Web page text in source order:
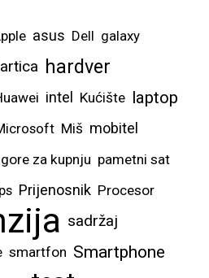
asus Dell galaxy
hardver
intel Kućište laptop
Miš mobitel
za kupnju pametni sat
Prijenosnik Procesor
sadržaj
smartfon Smartphone